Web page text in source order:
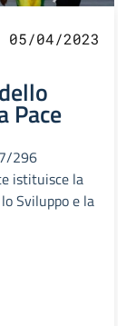
05/04/2023
Pace
296
istituisce la
Sviluppo e la